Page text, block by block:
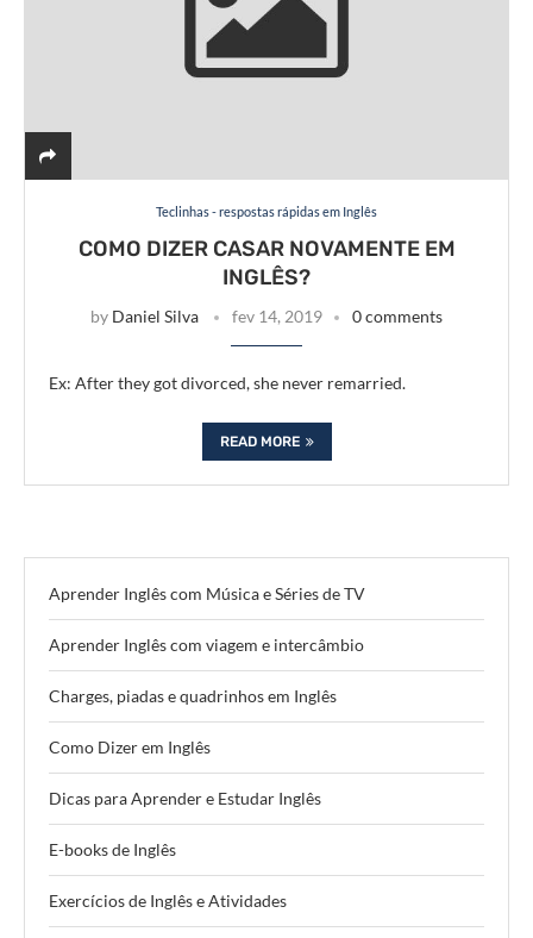
Teclinhas - respostas rápidas em Inglês
COMO DIZER CASAR NOVAMENTE EM
INGLÊS?
by Daniel Silva fev 14, 2019 0 comments
Ex: After they got divorced, she never remarried.
READ MORE
Aprender Inglês com Música e Séries de TV
Aprender Inglês com viagem e intercâmbio
Charges, piadas e quadrinhos em Inglês
Como Dizer em Inglês
Dicas para Aprender e Estudar Inglês
E-books de Inglês
Exercícios de Inglês e Atividades